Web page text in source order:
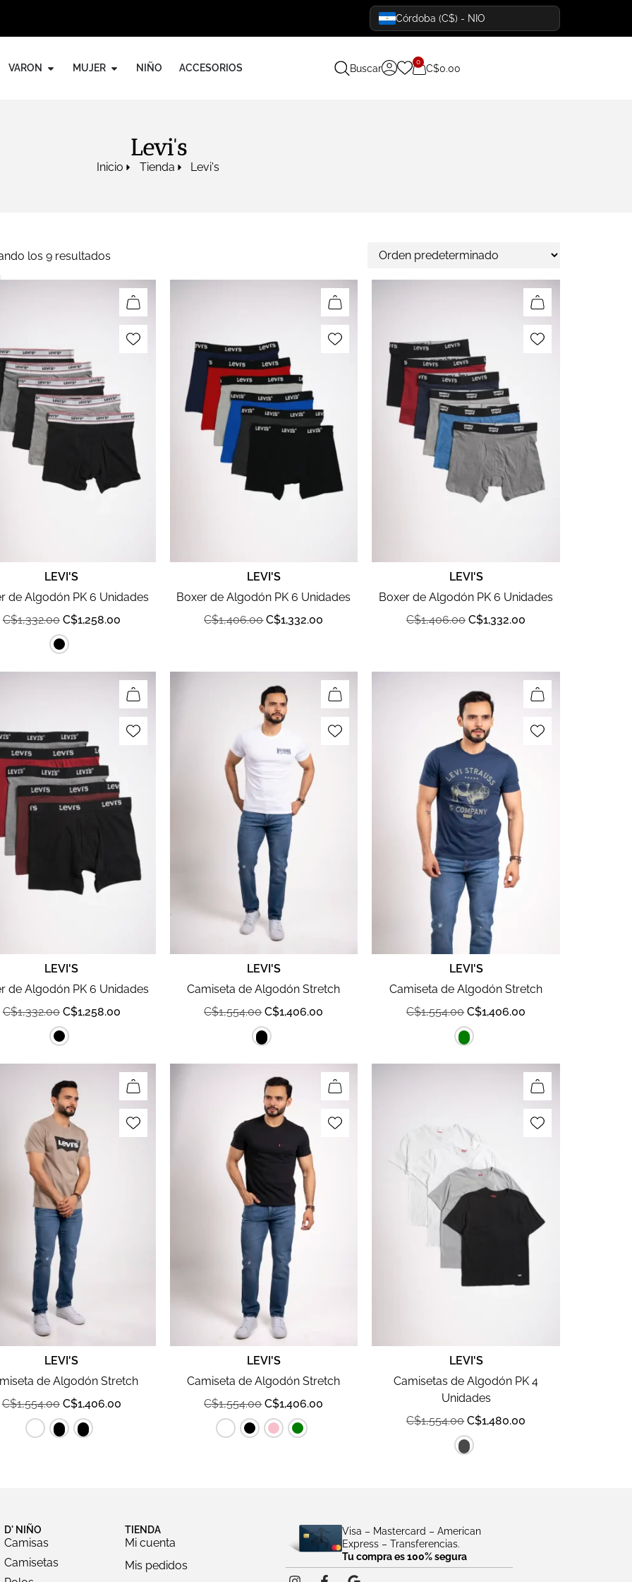
Córdoba (C$) - NIO
VARON MUJER NIÑO ACCESORIOS Buscar C$0.00
0
Levi's
Inicio Tienda Levi's
los 9 resultados
LEVI'S
de Algodón PK 6 Unidades
C$1,332.00 C$1,258.00
LEVI'S
Boxer de Algodón PK 6 Unidades
C$1,406.00 C$1,332.00
LEVI'S
Boxer de Algodón PK 6 Unidades
C$1,406.00 C$1,332.00
LEVI'S
de Algodón PK 6 Unidades
C$1,332.00 C$1,258.00
LEVI'S
Camiseta de Algodón Stretch
C$1,554.00 C$1,406.00
LEVI'S
Camiseta de Algodón Stretch
C$1,554.00 C$1,406.00
LEVI'S
de Algodón Stretch
C$1,554.00 C$1,406.00
LEVI'S
Camiseta de Algodón Stretch
C$1,554.00 C$1,406.00
LEVI'S
Camisetas de Algodón PK 4
Unidades
C$1,554.00 C$1,480.00
D' NIÑO
Camisas
Camisetas
TIENDA
Mi cuenta
Mis pedidos
Visa – Mastercard – American
Express – Transferencias.
Tu compra es 100% segura